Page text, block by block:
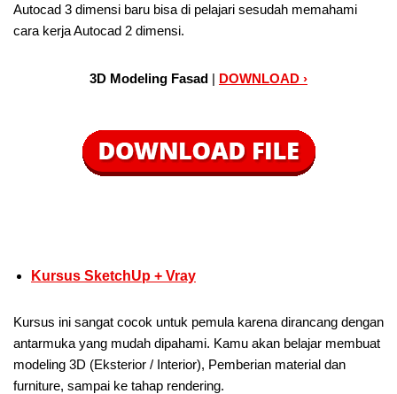
Autocad 3 dimensi baru bisa di pelajari sesudah memahami
cara kerja Autocad 2 dimensi.
3D Modeling Fasad | DOWNLOAD ›
Kursus SketchUp + Vray
Kursus ini sangat cocok untuk pemula karena dirancang dengan
antarmuka yang mudah dipahami. Kamu akan belajar membuat
modeling 3D (Eksterior / Interior), Pemberian material dan
furniture, sampai ke tahap rendering.